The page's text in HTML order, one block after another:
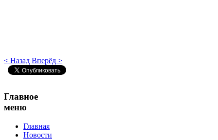
< Назад Вперёд >
Главное
меню
Главная
Новости